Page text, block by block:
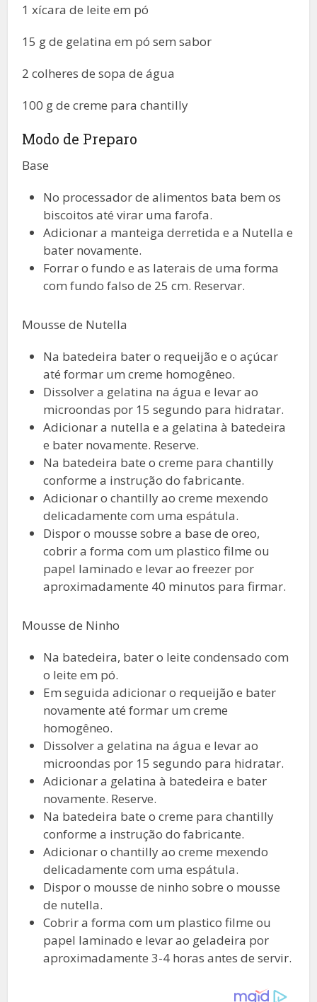
1 xícara de leite em pó
15 g de gelatina em pó sem sabor
2 colheres de sopa de água
100 g de creme para chantilly
Modo de Preparo
Base
No processador de alimentos bata bem os
biscoitos até virar uma farofa.
Adicionar a manteiga derretida e a Nutella e
bater novamente.
Forrar o fundo e as laterais de uma forma
com fundo falso de 25 cm. Reservar.
Mousse de Nutella
Na batedeira bater o requeijão e o açúcar
até formar um creme homogêneo.
Dissolver a gelatina na água e levar ao
microondas por 15 segundo para hidratar.
Adicionar a nutella e a gelatina à batedeira
e bater novamente. Reserve.
Na batedeira bate o creme para chantilly
conforme a instrução do fabricante.
Adicionar o chantilly ao creme mexendo
delicadamente com uma espátula.
Dispor o mousse sobre a base de oreo,
cobrir a forma com um plastico filme ou
papel laminado e levar ao freezer por
aproximadamente 40 minutos para firmar.
Mousse de Ninho
Na batedeira, bater o leite condensado com
o leite em pó.
Em seguida adicionar o requeijão e bater
novamente até formar um creme
homogêneo.
Dissolver a gelatina na água e levar ao
microondas por 15 segundo para hidratar.
Adicionar a gelatina à batedeira e bater
novamente. Reserve.
Na batedeira bate o creme para chantilly
conforme a instrução do fabricante.
Adicionar o chantilly ao creme mexendo
delicadamente com uma espátula.
Dispor o mousse de ninho sobre o mousse
de nutella.
Cobrir a forma com um plastico filme ou
papel laminado e levar ao geladeira por
aproximadamente 3-4 horas antes de servir.